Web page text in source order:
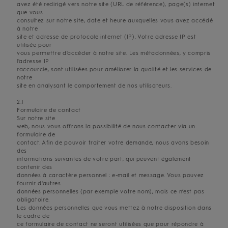
avez été redirigé vers notre site (URL de référence), page(s) internet
que vous
consultez sur notre site, date et heure auxquelles vous avez accédé
à notre
site et adresse de protocole internet (IP). Votre adresse IP est
utilisée pour
vous permettre d'accéder à notre site. Les métadonnées, y compris
l'adresse IP
raccourcie, sont utilisées pour améliorer la qualité et les services de
notre
site en analysant le comportement de nos utilisateurs.
2.1
Formulaire de contact
Sur notre site
web, nous vous offrons la possibilité de nous contacter via un
formulaire de
contact. Afin de pouvoir traiter votre demande, nous avons besoin
des
informations suivantes de votre part, qui peuvent également
contenir des
données à caractère personnel : e-mail et message. Vous pouvez
fournir d'autres
données personnelles (par exemple votre nom), mais ce n’est pas
obligatoire.
Les données personnelles que vous mettez à notre disposition dans
le cadre de
ce formulaire de contact ne seront utilisées que pour répondre à